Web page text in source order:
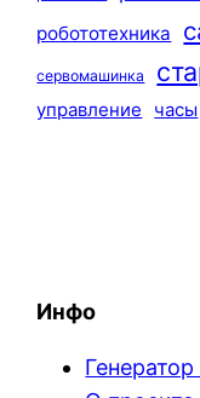
робототехника
сервомашинка
управление часы
Инфо